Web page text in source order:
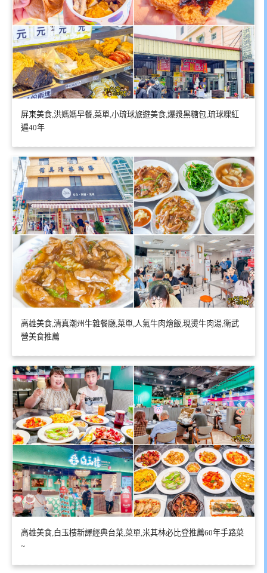
屏東美食,洪媽媽早餐,菜單,小琉球旅遊美食,爆漿黑糖包,琉球粿紅
遍40年
高雄美食,清真潮州牛雜餐廳,菜單,人氣牛肉燴飯,現燙牛肉湯,衛武
營美食推薦
高雄美食,白玉樓新譯經典台菜,菜單,米其林必比登推薦60年手路菜
~